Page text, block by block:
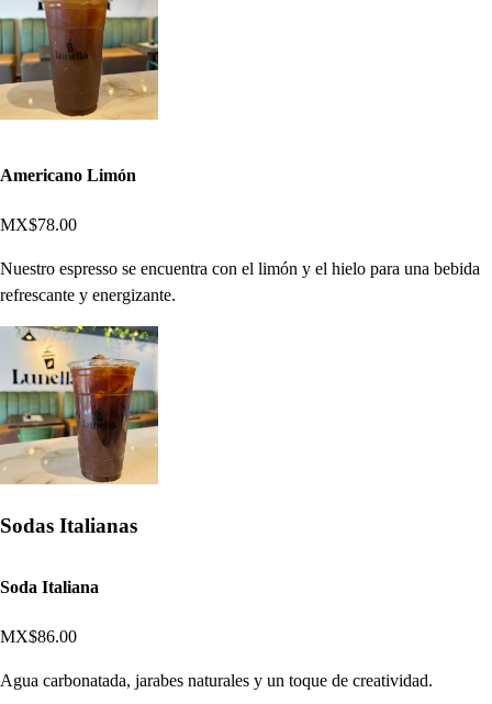
Americano Limón
MX$78.00
Nuestro espresso se encuentra con el limón y el hielo para una bebida
refrescante y energizante.
Sodas Italianas
Soda Italiana
MX$86.00
Agua carbonatada, jarabes naturales y un toque de creatividad.